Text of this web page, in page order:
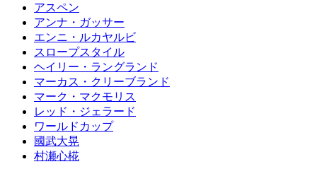
アスペン
アンナ・ガッサー
エンニ・ルカヤルビ
スロープスタイル
ヘイリー・ラングランド
マーカス・クリーブランド
マーク・マクモリス
レッド・ジェラード
ワールドカップ
國武大晃
村瀬心椛